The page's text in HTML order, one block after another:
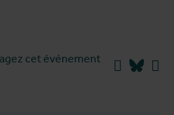
cet événement
Facebook